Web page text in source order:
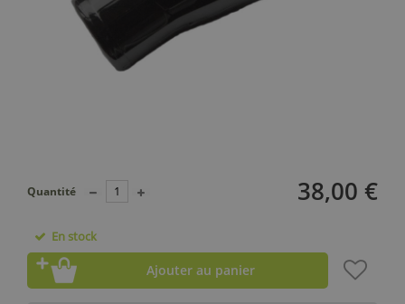
38,00 €
Quantité
En stock
Ajouter au panier